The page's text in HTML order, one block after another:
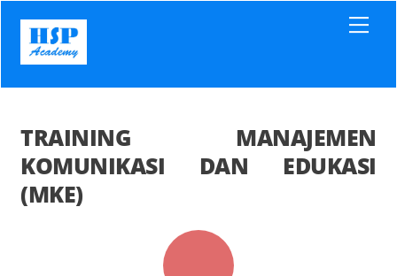
content
TRAINING MANAJEMEN
KOMUNIKASI DAN EDUKASI
(MKE)